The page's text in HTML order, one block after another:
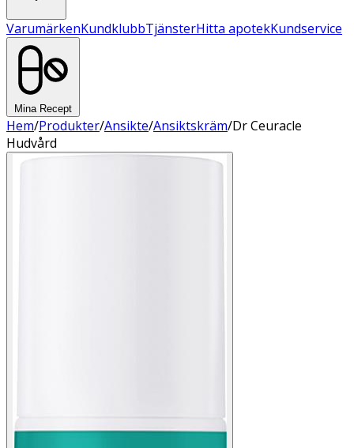
VarumärkenKundklubbTjänsterHitta apotekKundservice
Mina Recept
Hem/Produkter/Ansikte/Ansiktskräm/Dr Ceuracle
Hudvård